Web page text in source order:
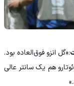
:«گل انزو فوق‌العاده بود.
هم یک سانتر عالی